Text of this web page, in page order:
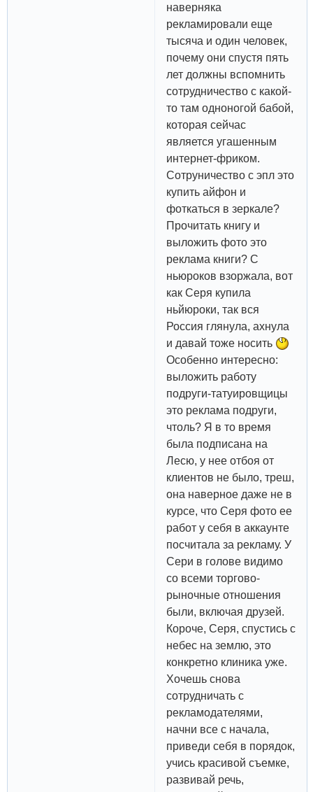
наверняка
рекламировали еще
тысяча и один человек,
почему они спустя пять
лет должны вспомнить
сотрудничество с какой-
то там одноногой бабой,
которая сейчас
является угашенным
интернет-фриком.
Сотруничество с эпл это
купить айфон и
фоткаться в зеркале?
Прочитать книгу и
выложить фото это
реклама книги? С
ньюроков взоржала, вот
как Серя купила
ньйюроки, так вся
Россия глянула, ахнула
и давай тоже носить
Особенно интересно:
выложить работу
подруги-татуировщицы
это реклама подруги,
чтоль? Я в то время
была подписана на
Лесю, у нее отбоя от
клиентов не было, треш,
она наверное даже не в
курсе, что Серя фото ее
работ у себя в аккаунте
посчитала за рекламу. У
Сери в голове видимо
со всеми торгово-
рыночные отношения
были, включая друзей.
Короче, Серя, спустись с
небес на землю, это
конкретно клиника уже.
Хочешь снова
сотрудничать с
рекламодателями,
начни все с начала,
приведи себя в порядок,
учись красивой съемке,
развивай речь,